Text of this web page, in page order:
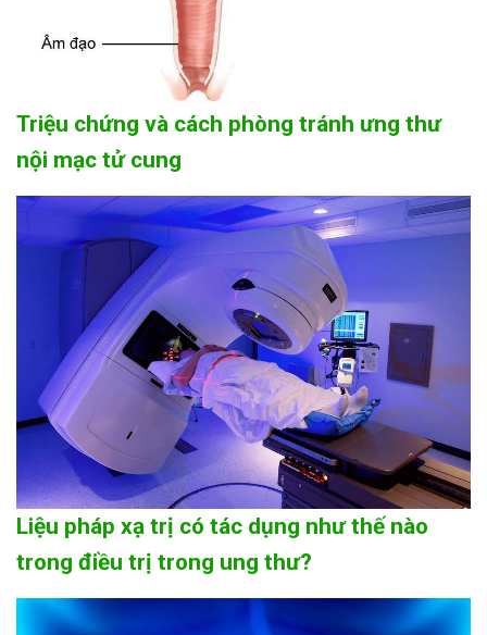
Triệu chứng và cách phòng tránh ưng thư
nội mạc tử cung
Liệu pháp xạ trị có tác dụng như thế nào
trong điều trị trong ung thư?